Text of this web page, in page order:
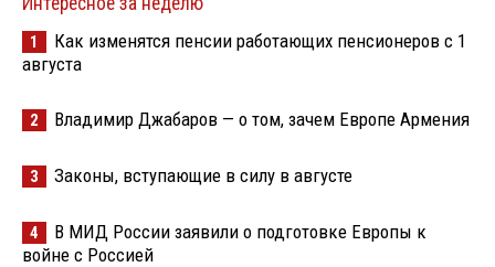
1
Как изменятся пенсии работающих пенсионеров с 1
августа
2 Владимир Джабаров — о том, зачем Европе Армения
3 Законы, вступающие в силу в августе
4
В МИД России заявили о подготовке Европы к
войне с Россией